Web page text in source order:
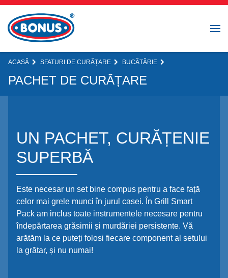
ACASĂ SFATURI DE CURĂȚARE BUCĂTĂRIE
PACHET DE CURĂȚARE
UN PACHET, CURĂȚENIE
SUPERBĂ
Este necesar un set bine compus pentru a face față
celor mai grele munci în jurul casei. În Grill Smart
Pack am inclus toate instrumentele necesare pentru
îndepărtarea grăsimii și murdăriei persistente. Vă
arătăm la ce puteți folosi fiecare component al setului
la grătar, și nu numai!